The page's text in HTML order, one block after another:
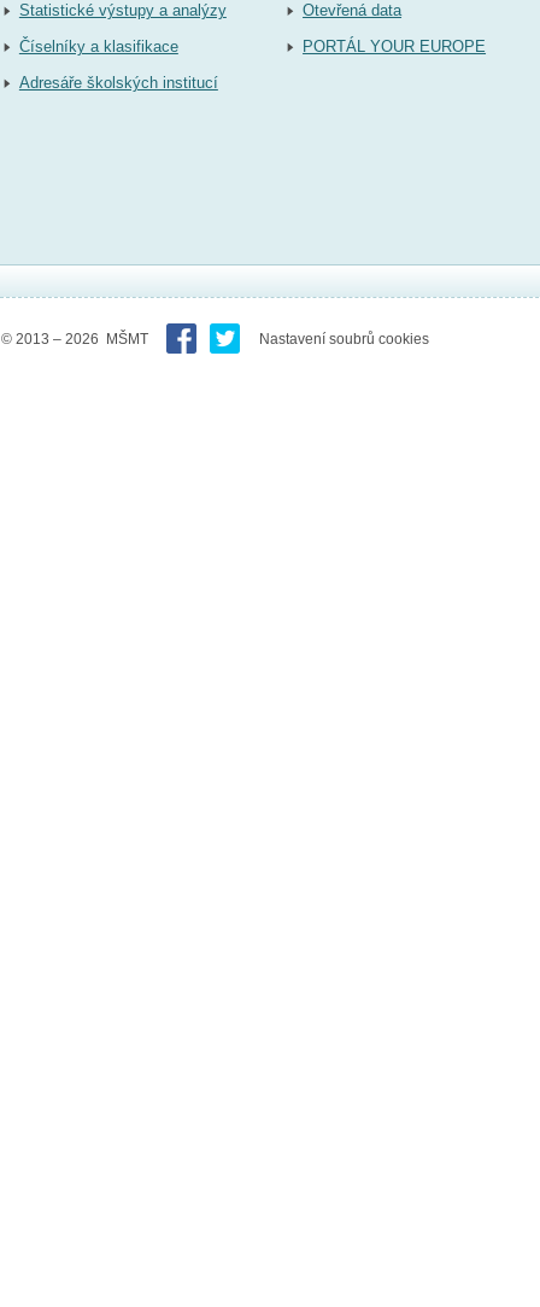
Statistické výstupy a analýzy
Číselníky a klasifikace
Adresáře školských institucí
Otevřená data
PORTÁL YOUR EUROPE
© 2013 – 2026 MŠMT Nastavení soubrů cookies